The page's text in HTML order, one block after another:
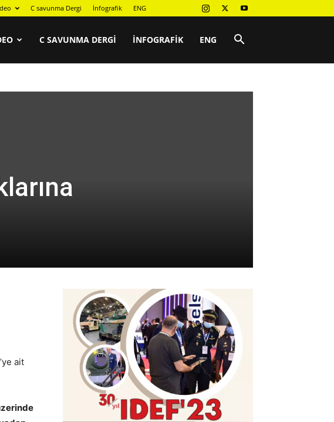
C savunma Dergi İnfografik ENG
C SAVUNMA DERGI İNFOGRAFIK ENG
ait